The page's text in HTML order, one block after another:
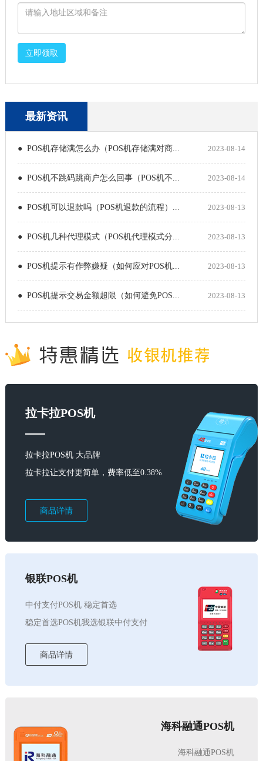
立即领取
最新资讯
● POS机存储满怎么办（POS机存储满对商... 2023-08-14
● POS机不跳码跳商户怎么回事（POS机不... 2023-08-14
● POS机可以退款吗（POS机退款的流程）... 2023-08-13
● POS机几种代理模式（POS机代理模式分... 2023-08-13
● POS机提示有作弊嫌疑（如何应对POS机... 2023-08-13
● POS机提示交易金额超限（如何避免POS... 2023-08-13
拉卡拉POS机
拉卡拉POS机 大品牌
拉卡拉让支付更简单，费率低至0.38%
商品详情
银联POS机
中付支付POS机 稳定首选
稳定首选POS机我选银联中付支付
商品详情
海科融通POS机
海科融通POS机